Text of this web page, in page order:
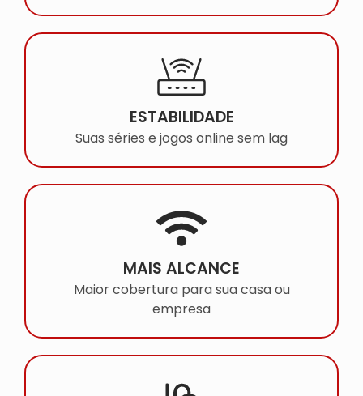
ESTABILIDADE
Suas séries e jogos online sem lag
MAIS ALCANCE
Maior cobertura para sua casa ou
empresa